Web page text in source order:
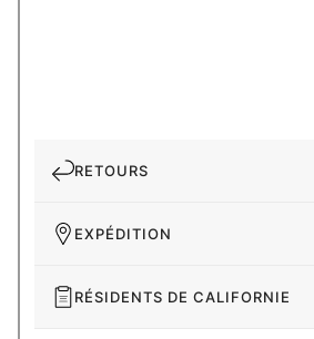
RETOURS
EXPÉDITION
RÉSIDENTS DE CALIFORNIE